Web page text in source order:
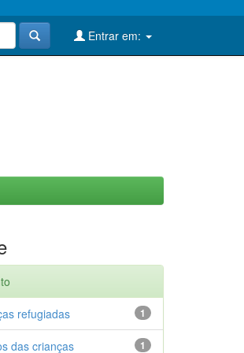
Entrar em:
1
refugiadas
1
das crianças